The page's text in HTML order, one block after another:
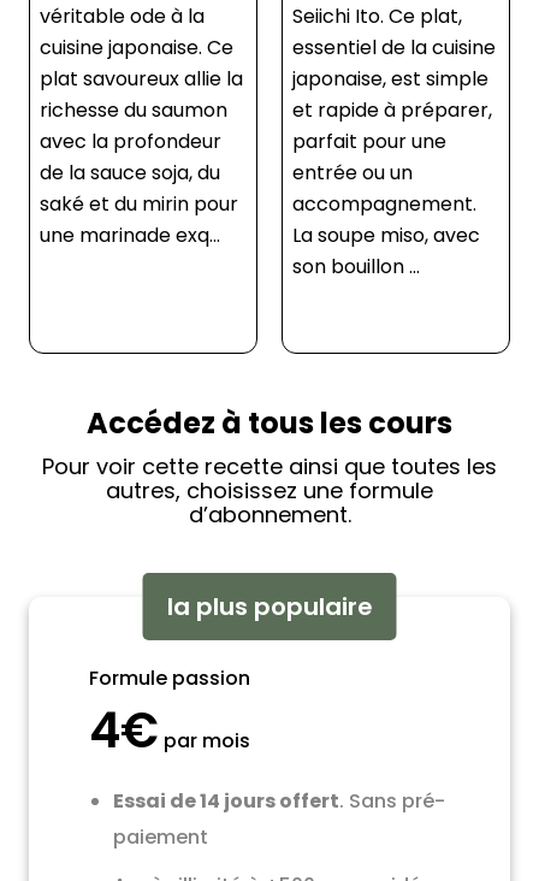
Seiichi Ito. Ce plat,
essentiel de la cuisine
japonaise, est simple
et rapide à préparer,
parfait pour une
entrée ou un
accompagnement.
La soupe miso, avec
par le chef Seiichi Ito.
Cette aubergine
grillée à la sauce miso
allie des saveurs
umami intenses à une
texture fondante,
grâce à une double
cuisson à la poêle et
au fou...
Accédez à tous les cours
Pour voir cette recette ainsi que toutes les
autres, choisissez une formule
d’abonnement.
la plus populaire
Formule passion
4€ par mois
Essai de 14 jours offert. Sans pré-
paiement